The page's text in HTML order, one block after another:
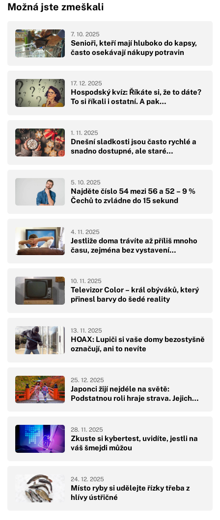
Možná jste zmeškali
Senioři, kteří mají hluboko do kapsy,
často osekávají nákupy potravin
7. 10. 2025
Hospodský kvíz: Říkáte si, že to dáte?
To si říkali i ostatní. A pak…
17. 12. 2025
Dnešní sladkosti jsou často rychlé a
snadno dostupné, ale staré…
1. 11. 2025
Najděte číslo 54 mezi 56 a 52 – 9 %
Čechů to zvládne do 15 sekund
5. 10. 2025
Jestliže doma trávíte až příliš mnoho
času, zejména bez vystavení…
4. 11. 2025
Televizor Color – král obýváků, který
přinesl barvy do šedé reality
10. 11. 2025
HOAX: Lupiči si vaše domy bezostyšně
označují, ani to nevíte
13. 11. 2025
Japonci žijí nejdéle na světě:
Podstatnou roli hraje strava. Jejich…
25. 12. 2025
Zkuste si kybertest, uvidíte, jestli na
váš šmejdi můžou
28. 11. 2025
Místo ryby si udělejte řízky třeba z
hlívy ústřičné
24. 12. 2025